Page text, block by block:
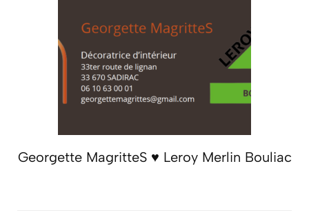
Georgette MagritteS ♥ Leroy Merlin Bouliac